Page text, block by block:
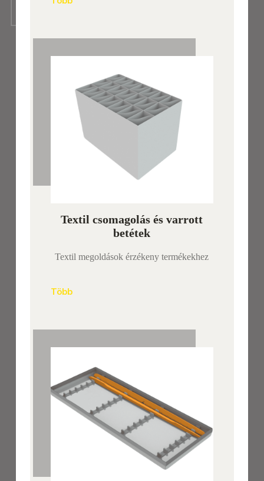
Textil csomagolás és varrott
betétek
Textil megoldások érzékeny termékekhez
Több